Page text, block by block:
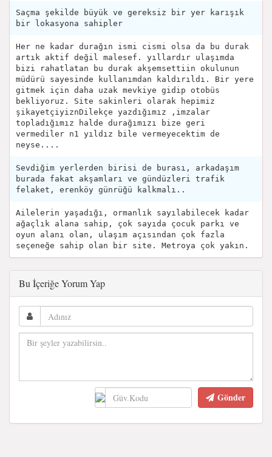
Saçma şekilde büyük ve gereksiz bir yer karışık
bir lokasyona sahipler
Her ne kadar durağın ismi cismi olsa da bu durak
artık aktif değil malesef. yıllardır ulaşımda
bizi rahatlatan bu durak akşemsettiin okulunun
müdürü sayesinde kullanımdan kaldırıldı. Bir yere
gitmek için daha uzak mevkiye gidip otobüs
bekliyoruz. Site sakinleri olarak hepimiz
şikayetçiyiznDilekçe yazdığımız ,imzalar
topladığımız halde durağımızı bize geri
vermediler n1 yıldız bile vermeyecektim de
neyse....
Sevdiğim yerlerden birisi de burası, arkadaşım
burada fakat akşamları ve gündüzleri trafik
felaket, erenköy günrüğü kalkmalı..
Ailelerin yaşadığı, ormanlık sayılabilecek kadar
ağaçlık alana sahip, çok sayıda çocuk parkı ve
oyun alanı olan, ulaşım açısından çok fazla
seçeneğe sahip olan bir site. Metroya çok yakın.
Bu İçeriğe Yorum Yap
Gönder